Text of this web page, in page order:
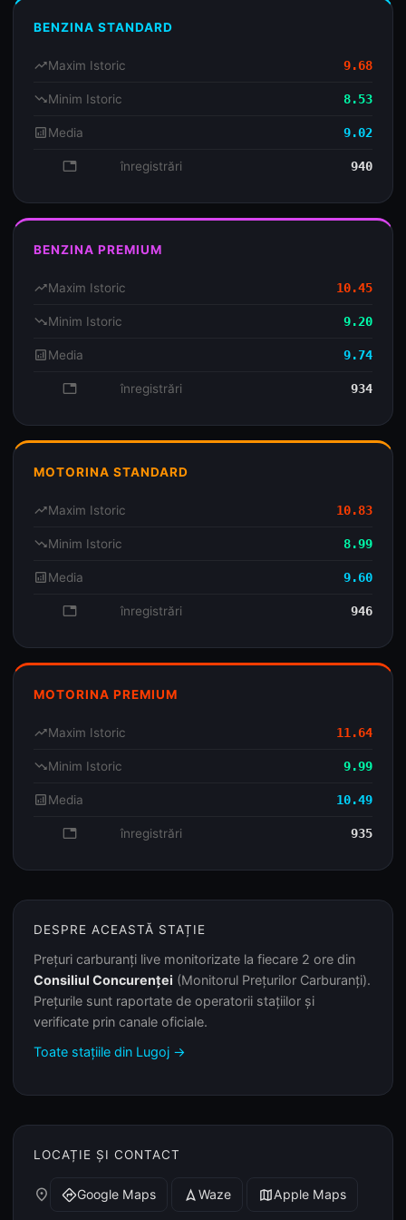
BENZINA STANDARD
trending_upMaxim Istoric 9.68
trending_downMinim Istoric 8.53
analyticsMedia 9.02
database înregistrări 940
BENZINA PREMIUM
trending_upMaxim Istoric 10.45
trending_downMinim Istoric 9.20
analyticsMedia 9.74
database înregistrări 934
MOTORINA STANDARD
trending_upMaxim Istoric 10.83
trending_downMinim Istoric 8.99
analyticsMedia 9.60
database înregistrări 946
MOTORINA PREMIUM
trending_upMaxim Istoric 11.64
trending_downMinim Istoric 9.99
analyticsMedia 10.49
database înregistrări 935
DESPRE ACEASTĂ STAȚIE
Prețuri carburanți live monitorizate la fiecare 2 ore din
Consiliul Concurenței (Monitorul Prețurilor Carburanți).
Prețurile sunt raportate de operatorii stațiilor și
verificate prin canale oficiale.
Toate stațiile din Lugoj →
LOCAȚIE ȘI CONTACT
place directionsGoogle Maps navigation Waze mapApple Maps